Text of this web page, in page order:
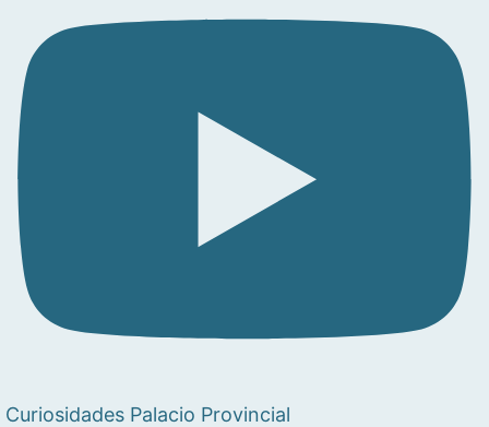
Curiosidades Palacio Provincial